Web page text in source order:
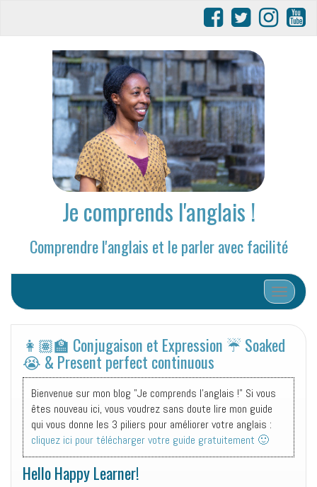
Je comprends l'anglais !
Comprendre l'anglais et le parler avec facilité
Afficher/
👩🏽‍🏫 Conjugaison et Expression ☔️ Soaked
😭 & Present perfect continuous
Bienvenue sur mon blog "Je comprends l'anglais !" Si vous
êtes nouveau ici, vous voudrez sans doute lire mon guide
qui vous donne les 3 piliers pour améliorer votre anglais :
cliquez ici pour télécharger votre guide gratuitement 🙂
Hello Happy Learner!